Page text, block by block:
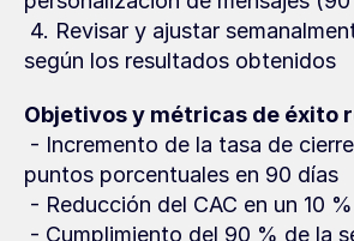
según los resultados obtenidos
Objetivos y métricas de éxito
puntos porcentuales en 90 días
- Reducción del CAC en un 10 %